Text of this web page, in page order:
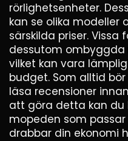
rörlighetsenheter.
kan se olika modeller
särskilda priser. Vissa
dessutom ombyggda
vilket kan vara
budget. Som alltid
läsa recensioner
att göra detta kan
mopeden som
drabbar din ekonomi